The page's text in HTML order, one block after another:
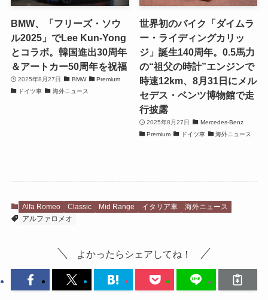
BMW、「フリーズ・ソウ
ル2025」でLee Kun-Yong
とコラボ。韓国進出30周年
＆アートカー50周年を祝福
2025年8月27日 BMW
Premium
ドイツ車
海外ニュース
世界初のバイク「ダイムラ
ー・ライディングカリッ
ジ」誕生140周年。0.5馬力
の“祖父の時計”エンジンで
時速12km、8月31日にメル
セデス・ベンツ博物館で走
行披露
2025年8月27日
Mercedes-Benz
Premium
ドイツ車 海外ニュース
Alfa Romeo Classic Mid Range イタリア車
海外ニュース
アルファロメオ
よかったらシェアしてね！